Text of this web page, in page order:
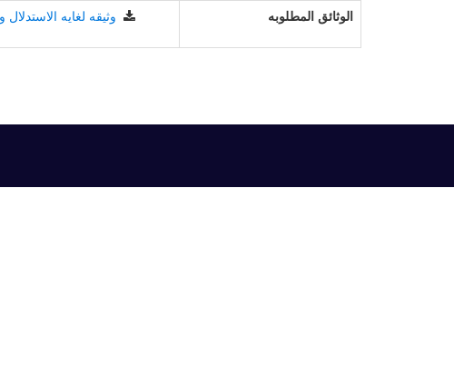
الوثائق المطلوبه وثيقه لغايه